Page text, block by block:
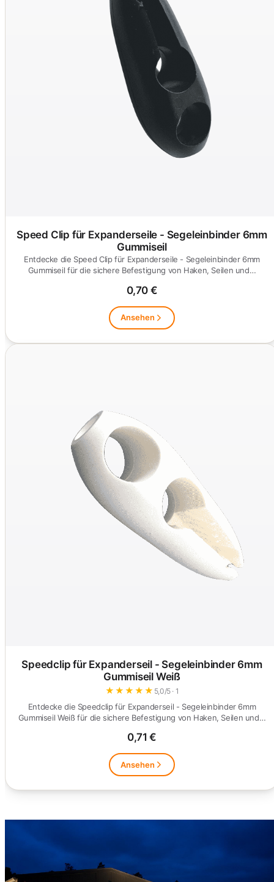
Speed Clip für Expanderseile - Segeleinbinder 6mm
Gummiseil
Entdecke die Speed Clip für Expanderseile - Segeleinbinder 6mm
Gummiseil für die sichere Befestigung von Haken, Seilen und…
0,70 €
Ansehen
Speedclip für Expanderseil - Segeleinbinder 6mm
Gummiseil Weiß
★ ★ ★ ★ ★ 5,0/5 · 1
Entdecke die Speedclip für Expanderseil - Segeleinbinder 6mm
Gummiseil Weiß für die sichere Befestigung von Haken, Seilen und…
0,71 €
Ansehen